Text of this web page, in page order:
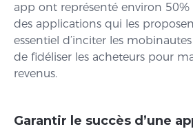
app ont représenté environ 50%
des applications qui les
essentiel d’inciter les
de fidéliser les acheteurs pour
revenus.
Garantir le succès d’une